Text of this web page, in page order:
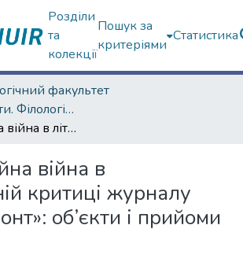
Розділи
та
колекції
Пошук за
критеріями
Статистика
факультет
Наукові роботи. Філологічний факультет
Інформаційна війна в літературній критиці журналу «Пролітфронт»: об’єкти і прийоми
війна в
критиці журналу
об’єкти і прийоми